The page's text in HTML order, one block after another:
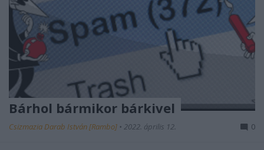
Bárhol bármikor bárkivel
Csizmazia Darab István [Rambo] • 2022. április 12. 0